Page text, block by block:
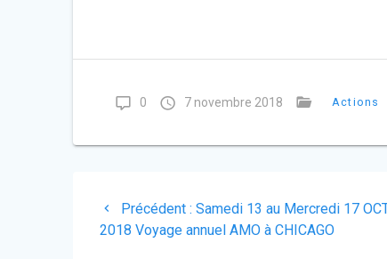
0 7 novembre 2018 Actions
Navigation
de
Précédent : Article
précédent
Samedi 13 au Mercredi 17
2018 Voyage annuel AMO à CHICAGO